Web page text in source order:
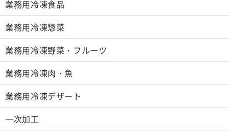
業務用冷凍食品
業務用冷凍惣菜
業務用冷凍野菜・フルーツ
業務用冷凍肉・魚
業務用冷凍デザート
一次加工